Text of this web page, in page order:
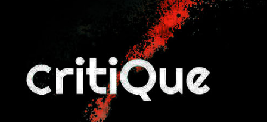
Séries
Les films
interdits